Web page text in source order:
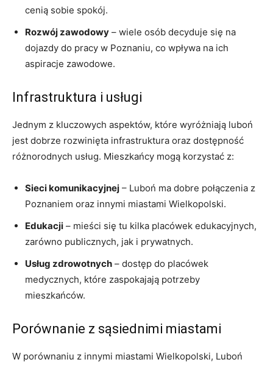
cenią sobie spokój.
Rozwój zawodowy – wiele osób decyduje się na
dojazdy do pracy w Poznaniu, co wpływa na ich
aspiracje zawodowe.
Infrastruktura i usługi
Jednym z kluczowych aspektów, które wyróżniają luboń
jest dobrze rozwinięta infrastruktura oraz dostępność
różnorodnych usług. Mieszkańcy mogą korzystać z:
Sieci komunikacyjnej – Luboń ma dobre połączenia z
Poznaniem oraz innymi miastami Wielkopolski.
Edukacji – mieści się tu kilka placówek edukacyjnych,
zarówno publicznych, jak i prywatnych.
Usług zdrowotnych – dostęp do placówek
medycznych, które zaspokajają potrzeby
mieszkańców.
Porównanie z sąsiednimi miastami
W porównaniu z innymi miastami Wielkopolski, Luboń